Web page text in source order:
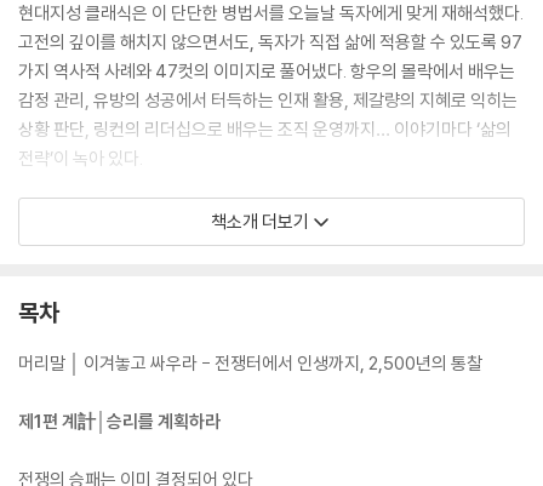
현대지성 클래식은 이 단단한 병법서를 오늘날 독자에게 맞게 재해석했다.
고전의 깊이를 해치지 않으면서도, 독자가 직접 삶에 적용할 수 있도록 97
가지 역사적 사례와 47컷의 이미지로 풀어냈다. 항우의 몰락에서 배우는
감정 관리, 유방의 성공에서 터득하는 인재 활용, 제갈량의 지혜로 익히는
상황 판단, 링컨의 리더십으로 배우는 조직 운영까지… 이야기마다 ‘삶의
전략’이 녹아 있다.
특히 이번 판본은 각 편마다 상세한 해설과 원문 대조, 현대적 적용을 곁들
여 독자들이 손자의 사상을 단순히 읽는 데 그치지 않고 실천 지침으로 전
삼십육계 해설을 담은 부록은 『손자병법』을 한층 넓고 깊게 확장시킨다.
이유는 여기에 있다. 『손자병법』은 고대의 전쟁사가 아니라, 지금 이 순간
이 책을 집어든다면, 당신도 “싸우지 않고 이기는 법”을 손에 넣게 될 것이
책소개 더보기
목차
머리말 │ 이겨놓고 싸우라 - 전쟁터에서 인생까지, 2,500년의 통찰
제1편 계計│승리를 계획하라
전쟁의 승패는 이미 결정되어 있다